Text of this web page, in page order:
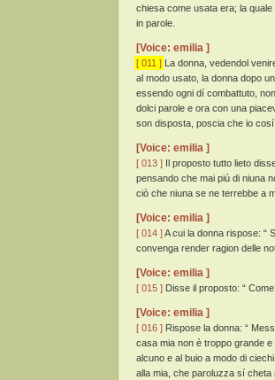
chiesa come usata era; la
in parole.
[Voice: emilia ]
[ 011 ] La donna, vedendol
al modo usato, la donna dopo
essendo ogni dí combattuto,
dolci parole e ora con una
son disposta, poscia che io
[Voice: emilia ]
[ 013 ] Il proposto tutto lieto
pensando che mai piú di niuna
ciò che niuna se ne terrebbe a
[Voice: emilia ]
[ 014 ]A cui la donna rispose: “
convenga render ragion delle
[Voice: emilia ]
[ 015 ] Disse il proposto: “
[Voice: emilia ]
[ 016 ] Rispose la donna: “
casa mia non è troppo grande
alcuno e al buio a modo di
alla mia, che paroluzza sí cheta